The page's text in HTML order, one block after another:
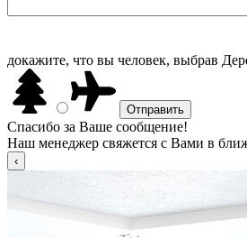
докажите, что вы человек, выбрав
Спасибо за Ваше сообщение!
Наш менеджер свяжется с Вами в